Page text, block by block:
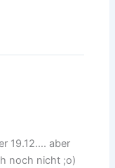
19.12…. aber
noch nicht ;o)